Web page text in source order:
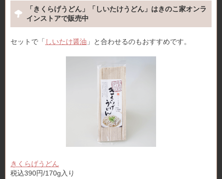
「きくらげうどん」「しいたけうどん」はきのこ家オンラ
インストアで販売中
セットで「 しいたけ醤油 」と合わせるのもおすすめです。
きくらげうどん
税込390円/170g入り